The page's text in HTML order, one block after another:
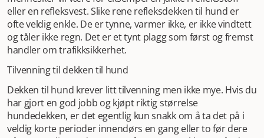
eller en refleksvest. Slike rene refleksdekken til hund er
ofte veldig enkle. De er tynne, varmer ikke, er ikke vindtett
og tåler ikke regn. Det er et tynt plagg som først og fremst
handler om trafikksikkerhet.
Tilvenning til dekken til hund
Dekken til hund krever litt tilvenning men ikke mye. Hvis du
har gjort en god jobb og kjøpt riktig størrelse
hundedekken, er det egentlig kun snakk om å ta det på i
veldig korte perioder innendørs en gang eller to før dere